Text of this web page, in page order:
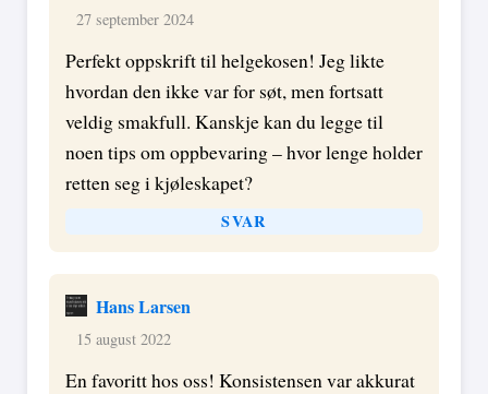
27 september 2024
Perfekt oppskrift til helgekosen! Jeg likte
hvordan den ikke var for søt, men fortsatt
veldig smakfull. Kanskje kan du legge til
noen tips om oppbevaring – hvor lenge holder
retten seg i kjøleskapet?
SVAR
Hans Larsen
15 august 2022
En favoritt hos oss! Konsistensen var akkurat